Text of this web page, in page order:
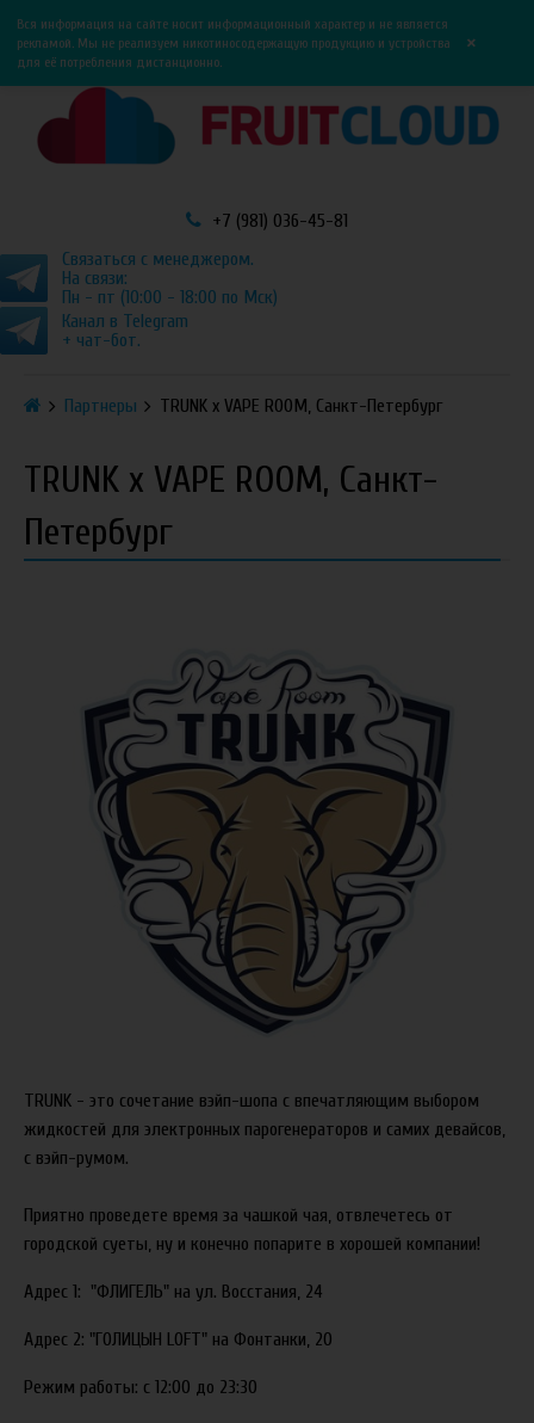
0
Вся информация на сайте носит информационный характер и не является
рекламой. Мы не реализуем никотиносодержащую продукцию и устройства
для её потребления дистанционно.
×
+7 (981) 036-45-81
Связаться с менеджером.
На связи:
Пн - пт (10:00 - 18:00 по Мск)
Канал в Telegram
+ чат-бот.
Партнеры TRUNK x VAPE ROOM, Санкт-Петербург
TRUNK x VAPE ROOM, Санкт-
Петербург
TRUNK - это сочетание вэйп-шопа с впечатляющим выбором
жидкостей для электронных парогенераторов и самих девайсов,
с вэйп-румом.
Приятно проведете время за чашкой чая, отвлечетесь от
городской суеты, ну и конечно попарите в хорошей компании!
Адрес 1: "ФЛИГЕЛЬ" на ул. Восстания, 24
Адрес 2: "ГОЛИЦЫН LOFT" на Фонтанки, 20
Режим работы: с 12:00 до 23:30